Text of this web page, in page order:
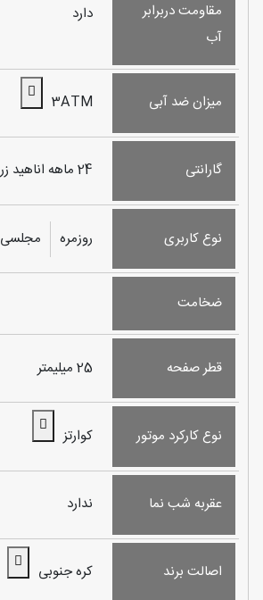
مقاومت دربرابر
آب
دارد
میزان ضد آبی 3ATM
گارانتی 24 ماهه اناهید زروان
نوع کاربری روزمره مجلسی
ضخامت
قطر صفحه 25 میلیمتر
نوع کارکرد موتور کوارتز
عقربه شب نما ندارد
اصالت برند کره جنوبی